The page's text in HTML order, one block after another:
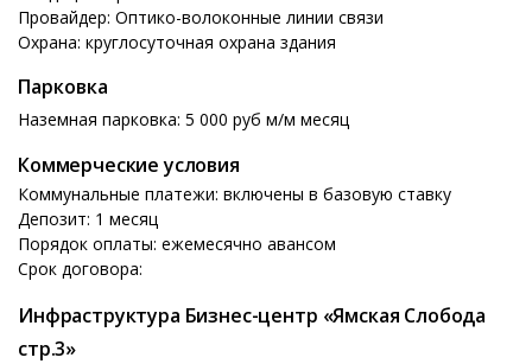
Провайдер: Оптико-волоконные линии связи
Охрана: круглосуточная охрана здания
Парковка
Наземная парковка: 5 000 руб м/м месяц
Коммерческие условия
Коммунальные платежи: включены в базовую ставку
Депозит: 1 месяц
Порядок оплаты: ежемесячно авансом
Срок договора:
Инфраструктура Бизнес-центр «Ямская Слобода
стр.3»